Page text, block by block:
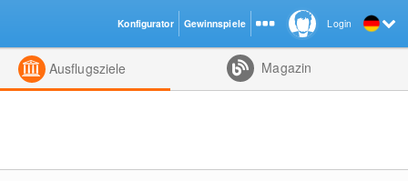
Ausflugsziele Magazin
Login
Konfigurator Gewinnspiele